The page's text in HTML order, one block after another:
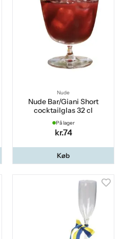
Nude
Nude Bar/Giani Short
cocktailglas 32 cl
På lager
kr.74
Køb